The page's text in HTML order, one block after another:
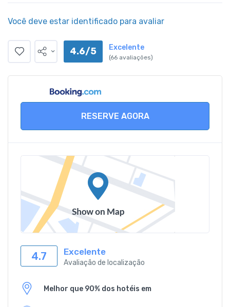
Você deve estar identificado para avaliar
4.6/5 Excelente
(66 avaliações)
RESERVE AGORA
4.7 Excelente
Avaliação de localização
Melhor que 90% dos hotéis em